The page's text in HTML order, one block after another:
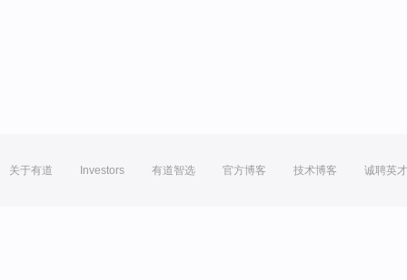
关于有道 Investors 有道智选 官方博客 技术博客 诚聘英才